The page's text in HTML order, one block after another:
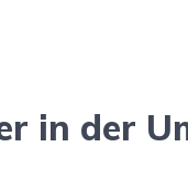
in der